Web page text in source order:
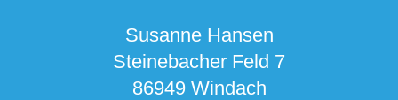
Susanne Hansen
Steinebacher Feld 7
86949 Windach